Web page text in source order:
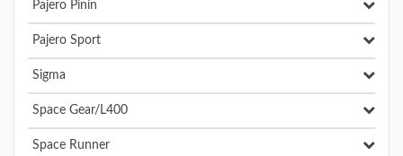
Pajero Pinin
Pajero Sport
Sigma
Space Gear/L400
Space Runner